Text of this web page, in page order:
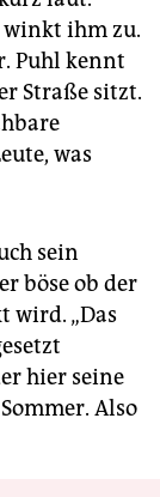
winkt ihm zu.
Puhl kennt
Straße sitzt.
was
sein
böse ob der
wird. „Das
hier seine
Also